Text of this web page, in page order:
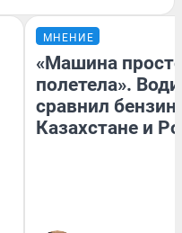
МНЕНИЕ
«Машина
полетела».
сравнил бензин
Казахстане и